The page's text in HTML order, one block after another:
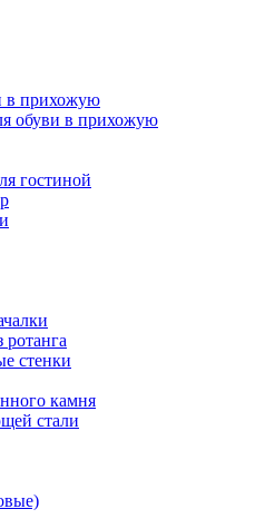
в прихожую
обуви в прихожую
гостиной
ротанга
стенки
камня
стали